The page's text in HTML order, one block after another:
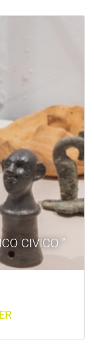
CIVICO "